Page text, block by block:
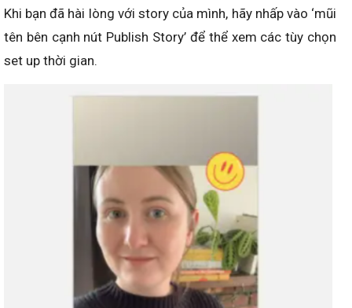
Khi bạn đã hài lòng với story của mình, hãy nhấp vào ‘mũi
tên bên cạnh nút Publish Story’ để thể xem các tùy chọn
set up thời gian.